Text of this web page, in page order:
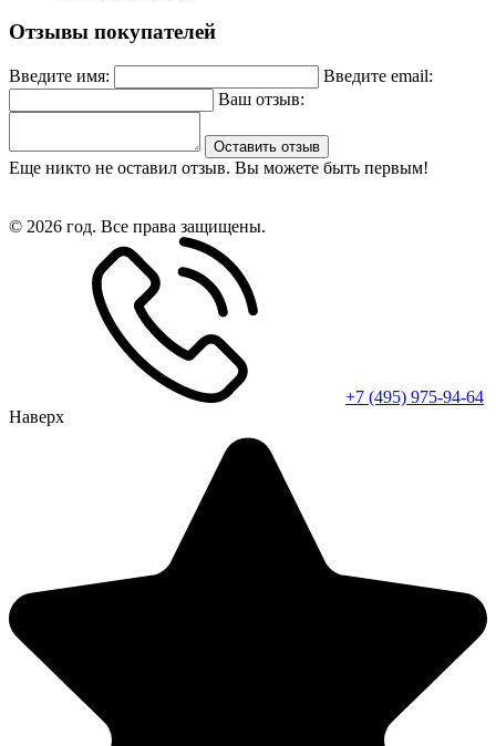
Отзывы покупателей
Введите имя:
Введите email:
Ваш отзыв:
Оставить отзыв
Еще никто не оставил отзыв. Вы можете быть первым!
© 2026 год. Все права защищены.
+7 (495) 975-94-64
Наверх